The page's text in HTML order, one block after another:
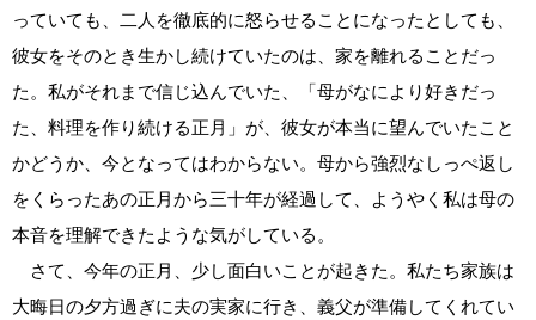
っていても、二人を徹底的に怒らせることになったとしても、
彼女をそのとき生かし続けていたのは、家を離れることだっ
た。私がそれまで信じ込んでいた、「母がなにより好きだっ
た、料理を作り続ける正月」が、彼女が本当に望んでいたこと
かどうか、今となってはわからない。母から強烈なしっぺ返し
をくらったあの正月から三十年が経過して、ようやく私は母の
本音を理解できたような気がしている。
さて、今年の正月、少し面白いことが起きた。私たち家族は
大晦日の夕方過ぎに夫の実家に行き、義父が準備してくれてい